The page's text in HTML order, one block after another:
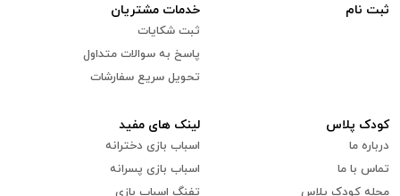
ثبت نام خدمات مشتریان
ثبت شکایات
پاسخ به سوالات متداول
تحویل سریع سفارشات
کودک پلاس
درباره ما
تماس با ما
مجله کودک پلاس
لینک های مفید
اسباب بازی دخترانه
اسباب بازی پسرانه
تفنگ اسباب بازی